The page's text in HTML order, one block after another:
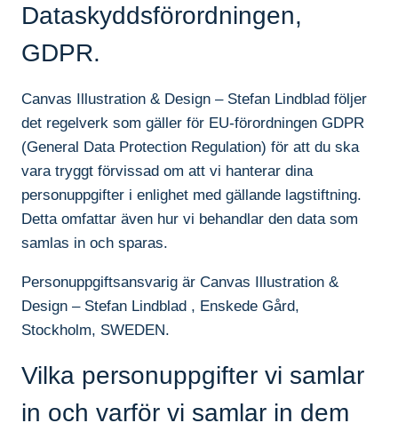
Dataskyddsförordningen,
GDPR.
Canvas Illustration & Design – Stefan Lindblad följer
det regelverk som gäller för EU-förordningen GDPR
(General Data Protection Regulation) för att du ska
vara tryggt förvissad om att vi hanterar dina
personuppgifter i enlighet med gällande lagstiftning.
Detta omfattar även hur vi behandlar den data som
samlas in och sparas.
Personuppgiftsansvarig är Canvas Illustration &
Design – Stefan Lindblad , Enskede Gård,
Stockholm, SWEDEN.
Vilka personuppgifter vi samlar
in och varför vi samlar in dem